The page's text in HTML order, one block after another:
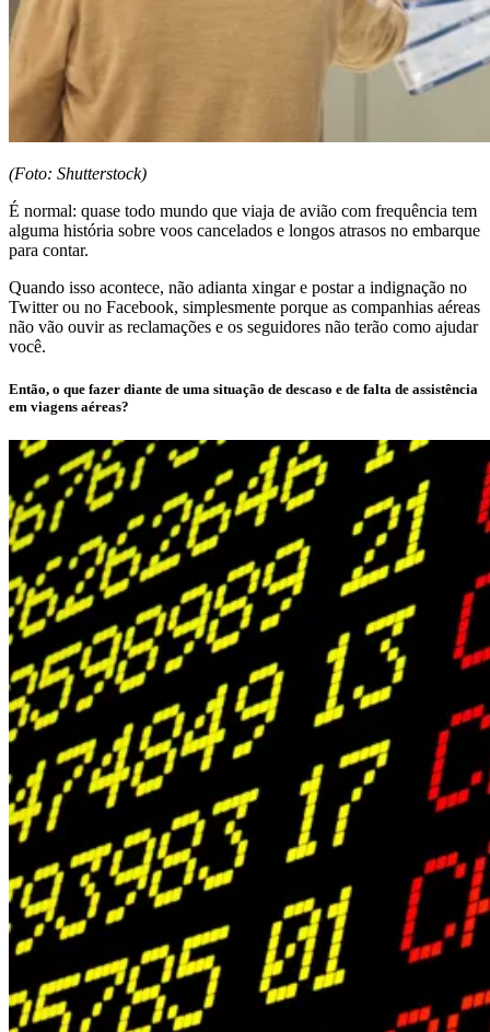
(Foto: Shutterstock)
É normal: quase todo mundo que viaja de avião com frequência tem
alguma história sobre voos cancelados e longos atrasos no embarque
para contar.
Quando isso acontece, não adianta xingar e postar a indignação no
Twitter ou no Facebook, simplesmente porque as companhias aéreas
não vão ouvir as reclamações e os seguidores não terão como ajudar
você.
Então, o que fazer diante de uma situação de descaso e de falta de assistência
em viagens aéreas?